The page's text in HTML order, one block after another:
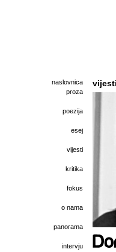
naslovnica
proza
poezija
esej
vijesti
kritika
fokus
o nama
panorama
intervju
vijesti